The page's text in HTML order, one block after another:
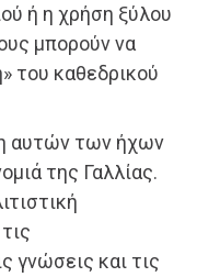
ή η χρήση ξύλου
μπορούν να
του καθεδρικού
αυτών των ήχων
της Γαλλίας.
γνώσεις και τις